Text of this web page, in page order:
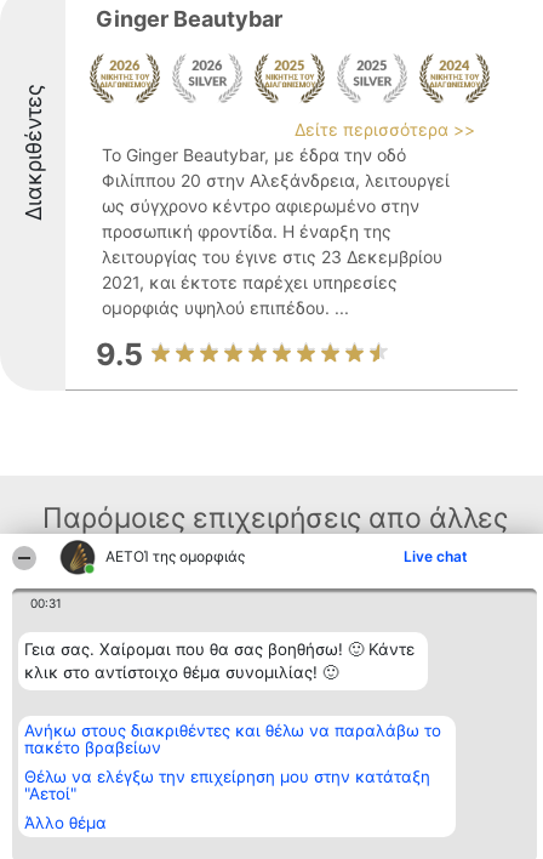
ΑΕΤΟΊ της ομορφιάς Live chat
00:31
Γεια σας. Χαίρομαι που θα σας βοηθήσω! 🙂 Κάντε
κλικ στο αντίστοιχο θέμα συνομιλίας! 🙂
Ανήκω στους διακριθέντες και θέλω να παραλάβω το
πακέτο βραβείων
Θέλω να ελέγξω την επιχείρηση μου στην κατάταξη
"Αετοί"
Άλλο θέμα
Διακριθέντες
Ginger Beautybar
Δείτε περισσότερα >>
Το Ginger Beautybar, με έδρα την οδό
Φιλίππου 20 στην Αλεξάνδρεια, λειτουργεί
ως σύγχρονο κέντρο αφιερωμένο στην
προσωπική φροντίδα. Η έναρξη της
λειτουργίας του έγινε στις 23 Δεκεμβρίου
2021, και έκτοτε παρέχει υπηρεσίες
ομορφιάς υψηλού επιπέδου. ...
9.5
Παρόμοιες επιχειρήσεις απο άλλες
περιοχές
Διοργανωτής της
κατάταξης
BEAUTIFUL COMPANY
Μονοπρόσωπη ΙΚΕ
2104128019
email:
Κατάταξη
Διακριθέντες
Λίστα όλων
των
Μεθοδολογία
προϋποθέσεις
ΠΟΛΙΤΙΚΗ
Επικοινωνία
Επικοινωνία